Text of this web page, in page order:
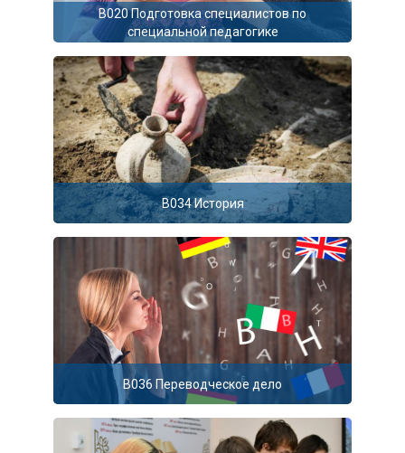
B020 Подготовка специалистов по
специальной педагогике
B034 История
B036 Переводческое дело